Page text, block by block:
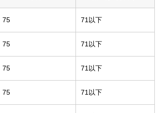
75 71以下
75 71以下
75 71以下
75 71以下